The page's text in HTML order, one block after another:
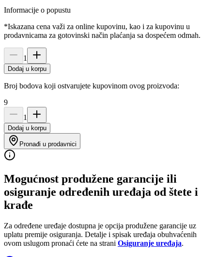
Informacije o popustu
*Iskazana cena važi za online kupovinu, kao i za kupovinu u
prodavnicama za gotovinski način plaćanja sa dospećem odmah.
1
Dodaj u korpu
Broj bodova koji ostvarujete kupovinom ovog proizvoda:
9
1
Dodaj u korpu
Pronađi u prodavnici
Mogućnost produžene garancije ili
osiguranje određenih uređaja od štete i
krađe
Za određene uređaje dostupna je opcija produžene garancije uz
uplatu premije osiguranja. Detalje i spisak uređaja obuhvaćenih
ovom uslugom pronaći ćete na strani Osiguranje uređaja.